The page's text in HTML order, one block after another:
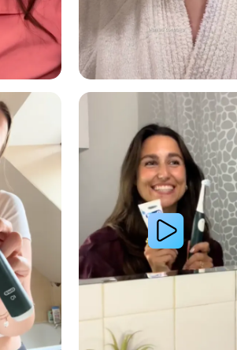
d’une jeune femme avec le système de brosse à dents
Lire la vidéo : Le secret d’une jeune femme